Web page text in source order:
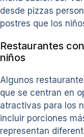
desde pizzas
postres que los
Restaurantes
niños
Algunos
que se centran en
atractivas para los
incluir porciones
representan